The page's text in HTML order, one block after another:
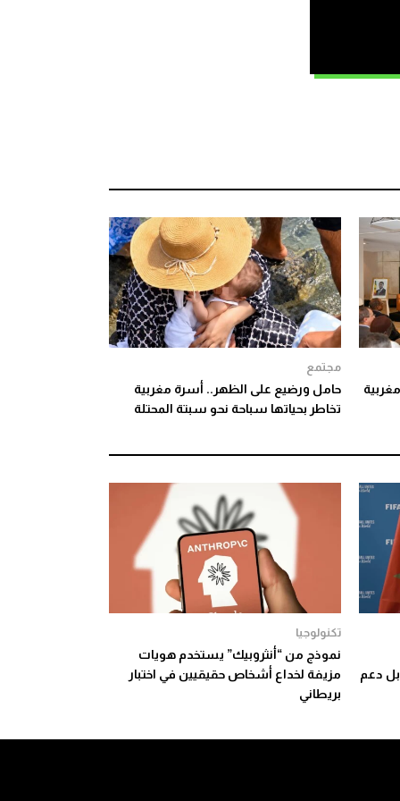
مجتمع
حامل ورضيع على الظهر.. أسرة مغربية
تخاطر بحياتها سباحة نحو سبتة المحتلة
مونديال 2030 مقابل دعم
تكنولوجيا
نموذج من “أنثروبيك” يستخدم هويات
مزيفة لخداع أشخاص حقيقيين في اختبار
بريطاني